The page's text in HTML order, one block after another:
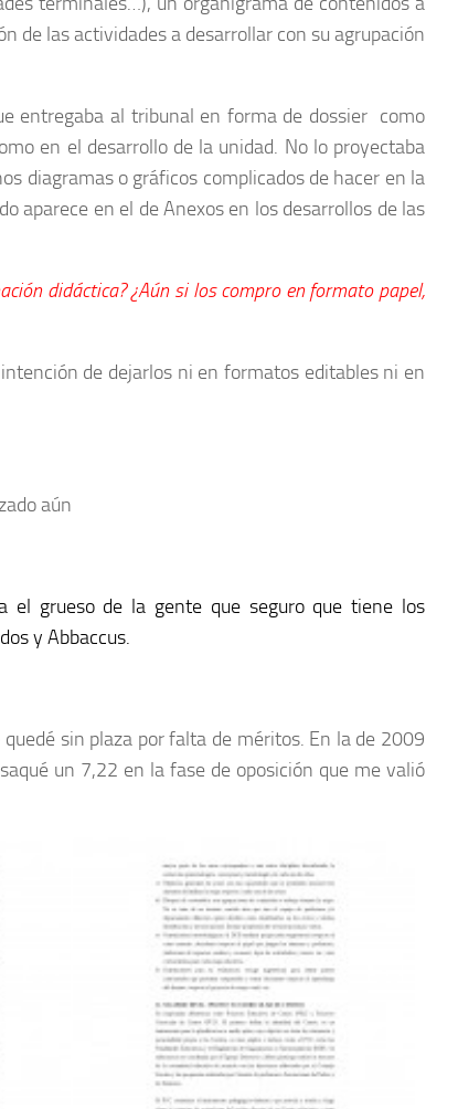
de las actividades a desarrollar con su agrupación
entregaba al tribunal en forma de dossier como
en el desarrollo de la unidad. No lo proyectaba
diagramas o gráficos complicados de hacer en la
aparece en el de Anexos en los desarrollos de las
didáctica?¿Aún si los compro en formato papel,
de dejarlos ni en formatos editables ni en
aún
el grueso de la gente que seguro que tiene los
y Abbaccus.
sin plaza por falta de méritos. En la de 2009
un 7,22 en la fase de oposición que me valió